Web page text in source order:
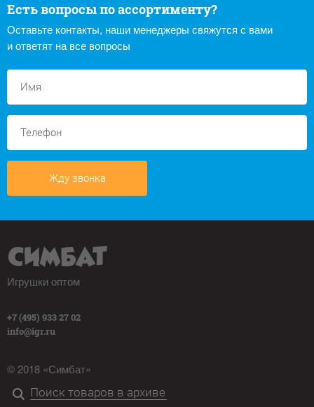
Есть вопросы по ассортименту?
Оставьте контакты, наши менеджеры свяжутся с вами
и ответят на все вопросы
Жду звонка
Игрушки оптом
+7 (495) 933 27 02
info@igr.ru
© 2018 «Симбат»